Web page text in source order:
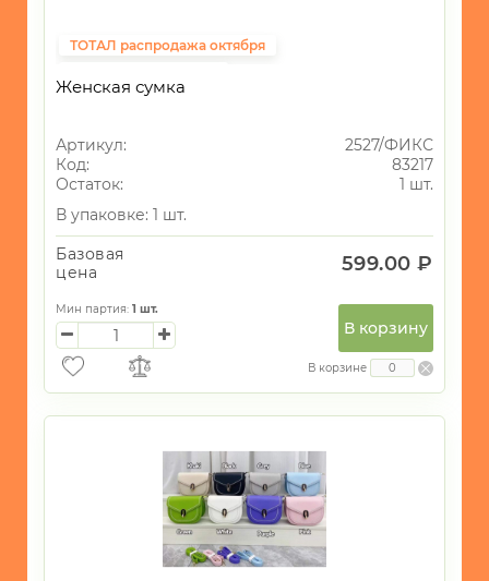
ТОТАЛ распродажа октября
Женская сумка
Артикул:
2527/ФИКС
Код:
83217
Остаток:
1 шт.
В упаковке: 1 шт.
Базовая
цена
599.00 ₽
Мин партия: 1 шт.
В корзину
В корзине